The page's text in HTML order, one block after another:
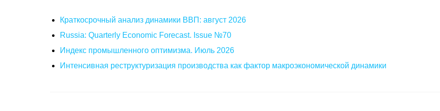
Краткосрочный анализ динамики ВВП: август 2026
Russia: Quarterly Economic Forecast. Issue №70
Индекс промышленного оптимизма. Июль 2026
Интенсивная реструктуризация производства как фактор макроэкономической динамики